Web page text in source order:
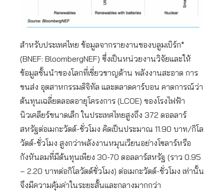
สำหรับประเทศไทย ข้อมูลจากรายงานของบลูมเบิร์ก*
(BNEF: BloombergNEF) ซึ่งเป็นหน่วยงานวิจัยและให้
ข้อมูลชั้นนำของโลกที่เชี่ยวชาญด้าน พลังงานสะอาด การ
ขนส่ง อุตสาหกรรมดิจิทัล และตลาดคาร์บอน คาดการณ์ว่า
ต้นทุนเฉลี่ยตลอดอายุโครงการ (LCOE) ของโรงไฟฟ้า
นิวเคลียร์ขนาดเล็ก ในประเทศไทยสูงถึง 372 ดอลลาร์
สหรัฐต่อเมกะวัตต์-ชั่วโมง คิดเป็นประมาณ 11.90 บาท/กิโล
วัตต์-ชั่วโมง สูงกว่าพลังงานหมุนเวียนอย่างโซลาร์หรือ
กังหันลมที่มีต้นทุนเพียง 30-70 ดอลลาร์สหรัฐ (ราว 0.95
– 2.20 บาทต่อกิโลวัตต์ชั่วโมง) ต่อเมกะวัตต์-ชั่วโมง เท่านั้น
จึงมีความคุ้มค่าในระยะสั้นและกลางมากกว่า